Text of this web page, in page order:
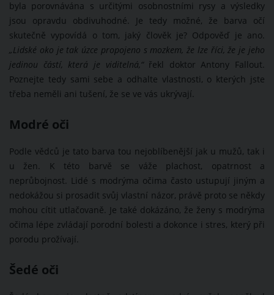
byla porovnávána s určitými osobnostními rysy a výsledky
jsou opravdu obdivuhodné. Je tedy možné, že barva očí
skutečně vypovídá o tom, jaký člověk je? Odpověď je ano.
„Lidské oko je tak úzce propojeno s mozkem, že lze říci, že je jeho
jedinou částí, která je viditelná,“řekl doktor Antony Fallout.
Poznejte tedy sami sebe a odhalte vlastnosti, o kterých jste
třeba neměli ani tušení, že se ve vás ukrývají.
Modré oči
Podle vědců je tato barva tou nejoblíbenější jak u mužů, tak i
u žen. K této barvě se váže plachost, opatrnost a
neprůbojnost. Lidé s modrýma očima často ustupují jiným a
nedokážou si prosadit svůj vlastní názor, právě proto se někdy
mohou cítit utlačovaně. Je také dokázáno, že ženy s modrýma
očima lépe zvládají porodní bolesti a dokonce i stres, který při
porodu prožívají.
Šedé oči